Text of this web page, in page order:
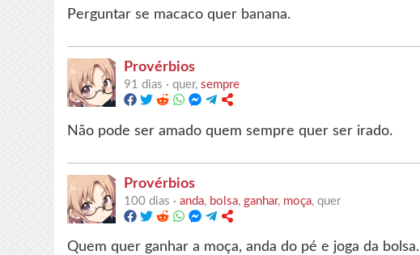
Perguntar se macaco quer banana.
Provérbios
91 dias ·quer,sempre
Não pode ser amado quem sempre quer ser irado.
Provérbios
100 dias ·anda, bolsa,ganhar, moça, quer
Quem quer ganhar a moça, anda do pé e joga da bolsa.